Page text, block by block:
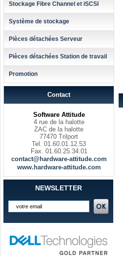
Stockage Fibre Channel et iSCSI
Système de stockage
Pièces détachées Serveur
Pièces détachées Station de travail
Promotion
Contact
Software Attitude
4 rue de la halotte
ZAC de la halotte
77470 Trilport
Tel. 01.60.01.12.53
Fax. 01.60.25.34.01
contact@hardware-attitude.com
www.hardware-attitude.com
NEWSLETTER